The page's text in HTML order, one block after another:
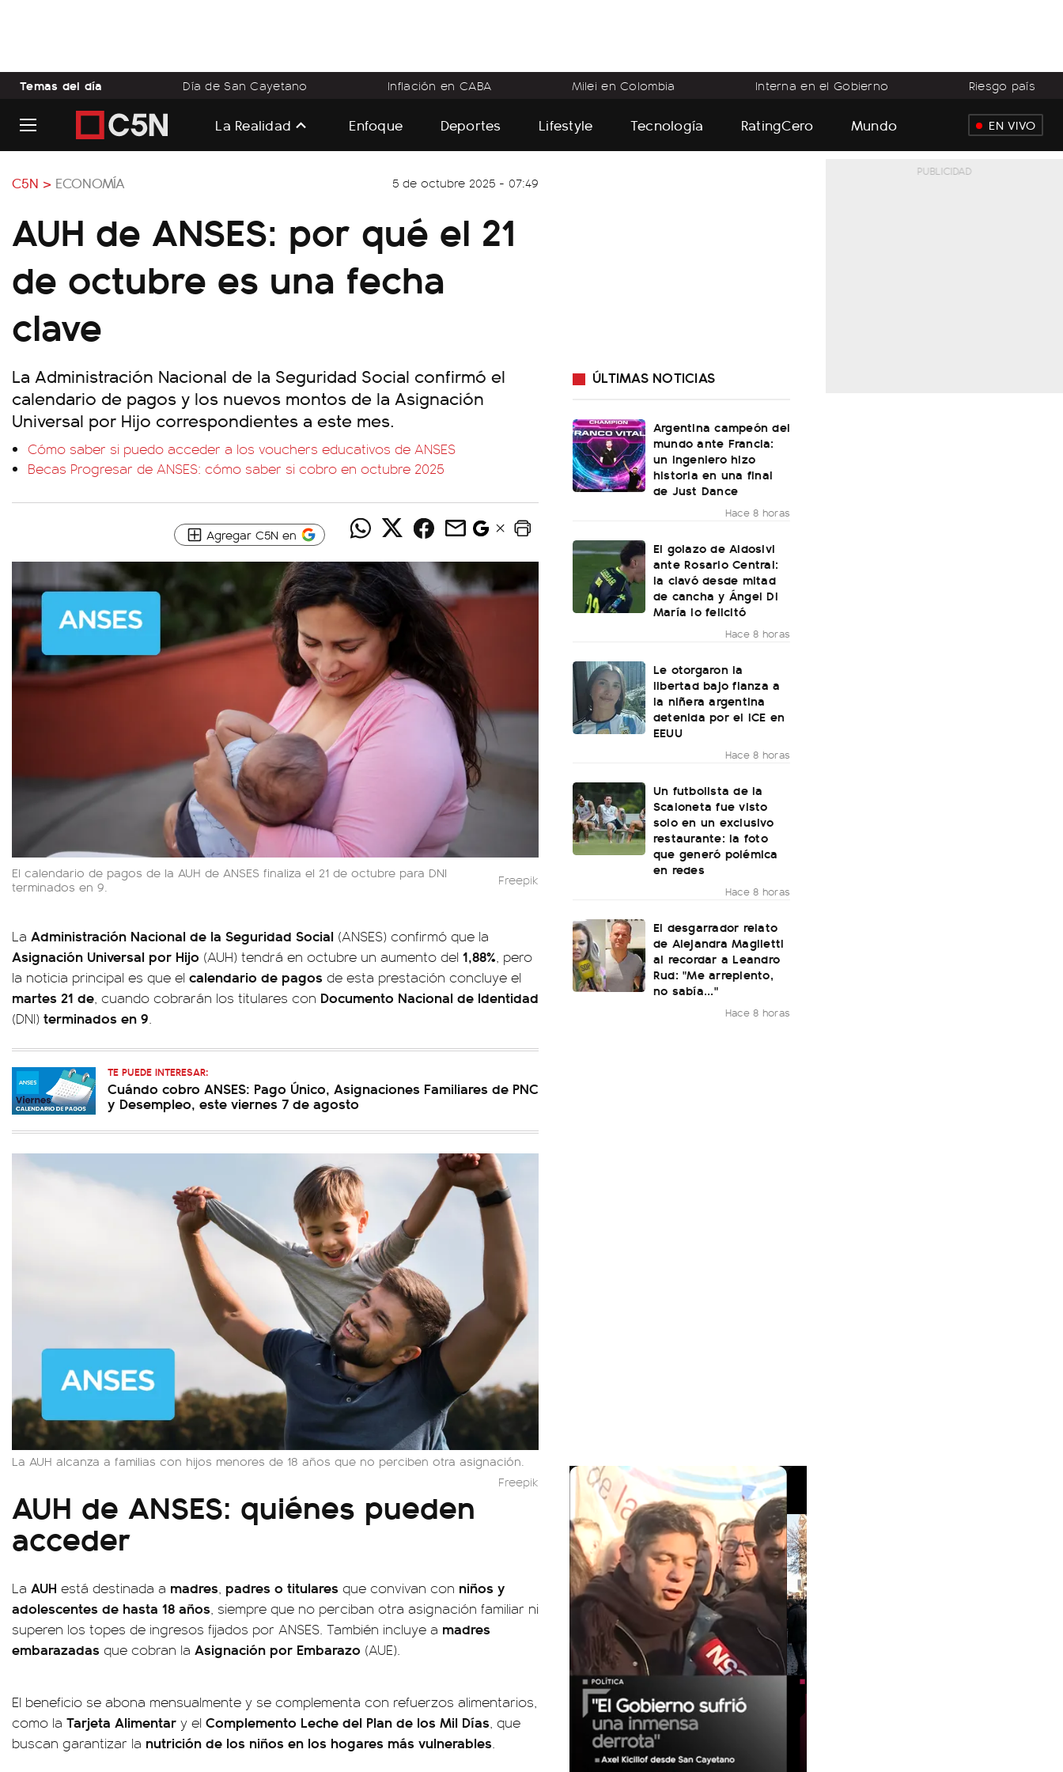
Temas del día Día de San Cayetano Inflación en CABA Milei en Colombia Interna en el Gobierno Riesgo país
La Realidad Enfoque Deportes Lifestyle Tecnología RatingCero Mundo EN VIVO
C5N > ECONOMÍA 5 de octubre 2025 - 07:49
AUH de ANSES: por qué el 21
de octubre es una fecha
clave
La Administración Nacional de la Seguridad Social confirmó el
calendario de pagos y los nuevos montos de la Asignación
Universal por Hijo correspondientes a este mes.
Cómo saber si puedo acceder a los vouchers educativos de ANSES
Becas Progresar de ANSES: cómo saber si cobro en octubre 2025
Agregar C5N en
El calendario de pagos de la AUH de ANSES finaliza el 21 de octubre para DNI
terminados en 9.
Freepik
La Administración Nacional de la Seguridad Social (ANSES) confirmó que la
Asignación Universal por Hijo (AUH) tendrá en octubre un aumento del 1,88%, pero
la noticia principal es que el calendario de pagos de esta prestación concluye el
martes 21 de, cuando cobrarán los titulares con Documento Nacional de Identidad
(DNI) terminados en 9.
TE PUEDE INTERESAR:
Cuándo cobro ANSES: Pago Único, Asignaciones Familiares de PNC
y Desempleo, este viernes 7 de agosto
La AUH alcanza a familias con hijos menores de 18 años que no perciben otra asignación.
Freepik
AUH de ANSES: quiénes pueden
acceder
La AUH está destinada a madres padres o titulares que convivan con niños y
adolescentes de hasta 18 años , siempre que no perciban otra asignación familiar ni
superen los topes de ingresos fijados por ANSES. También incluye a madres
embarazadas que cobran la Asignación por Embarazo (AUE).
El beneficio se abona mensualmente y se complementa con refuerzos alimentarios,
como la Tarjeta Alimentar y el Complemento Leche del Plan de los Mil Días , que
buscan garantizar la nutrición de los niños en los hogares más vulnerables
ÚLTIMAS NOTICIAS
Argentina campeón del
mundo ante Francia:
un ingeniero hizo
historia en una final
de Just Dance
Hace 8 horas
El golazo de Aldosivi
ante Rosario Central:
la clavó desde mitad
de cancha y Ángel Di
María lo felicitó
Hace 8 horas
Le otorgaron la
libertad bajo fianza a
la niñera argentina
detenida por el ICE en
EEUU
Hace 8 horas
Un futbolista de la
Scaloneta fue visto
solo en un exclusivo
restaurante: la foto
que generó polémica
en redes
Hace 8 horas
El desgarrador relato
de Alejandra Maglietti
al recordar a Leandro
Rud: "Me arrepiento,
no sabía..."
Hace 8 horas